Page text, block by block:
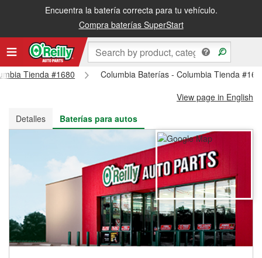
Encuentra la batería correcta para tu vehículo.
Compra baterías SuperStart
Recibe tu orden gratis al día siguiente o recógela en la tienda
Tienda #1680
Columbia Baterías - Columbia Tienda
View page in English
Detalles
Baterías para autos